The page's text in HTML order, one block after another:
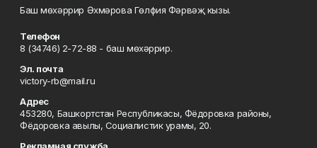
Баш мөхәррир Әхмәрова Гөлфия Фәрвәҗ кызы.
Телефон
8 (34746) 2-72-88 - баш мөхәррир.
Эл. почта
victory-rb@mail.ru
Адрес
453280, Башкортстан Республикасы, Фёдоровка районы,
Фёдоровка авылы, Социалистик урамы, 20.